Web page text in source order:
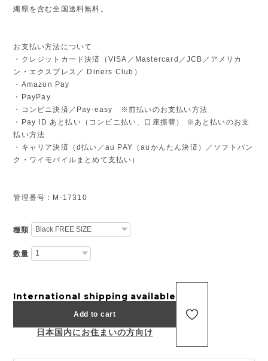
縄県を含む全国送料無料。
お支払い方法について
・クレジットカード決済（VISA／Mastercard／JCB／アメリカ
ン・エクスプレス／ Diners Club）
・Amazon Pay
・PayPay
・コンビニ決済／Pay-easy ※前払いのお支払い方法
・Pay ID あと払い（コンビニ払い、口座振替） ※あと払いのお支
払い方法
・キャリア決済（d払い／au PAY（auかんたん決済）／ソフトバン
ク・ワイモバイルまとめて支払い）
管理番号：M-17310
種類
数量
International shipping available
Add to cart
日本国内にお住まいの方向け